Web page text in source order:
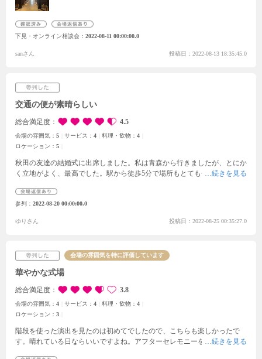
いと話したら、一緒に考えてくださったので、安心しました。
です。披露宴会場が個人的に気に入りました。
婦が目立つような、座席の配置になっていたので、よかったです。
下見・オンライン相談会 2022-08-11 00:00:00.0
sanさん 投稿日：2022-08-13 18:35:45.0
交通の便が素晴らしい
総合満足度 4.5
会場の雰囲気： 5 サービス： 4 料理・飲物： 4
ロケーション： 5
秋田の友達の結婚式に出席しました。私は青森から行きましたが、とにか
く立地がよく、最高でした。駅から徒歩5分で場所もとても分かりやすい
で統一感、清潔感があり、入口からとても綺麗でした。
しく、私はエビのアレルギーがあるのですが、しっかりと対応してくれま
心して食べることが出来ました。
友人もとても幸せそうで、こちらもとて
て安心しました。
参列 2022-08-20 00:00:00.0
ゆりさん 投稿日：2022-08-25 00:35:27.0
会場の雰囲気を特に評価しています
華やかな式場
総合満足度 3.8
会場の雰囲気： 4 サービス： 4 料理・飲物： 4
ロケーション： 3
階段を使った演出を見たのは初めてでしたので、こちらも楽しかったで
す。晴れている日ならいいですよね。アフターセレモニーを盛り上げるた